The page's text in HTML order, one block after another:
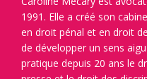
1991. Elle a créé son
en droit pénal et en droit
de développer un sens
pratique depuis 20 ans le